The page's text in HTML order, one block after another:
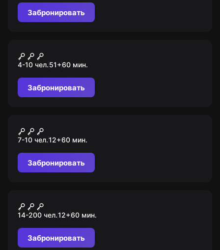
Забронировать
Школа магии и волшебства
Хогвартс
4-10 чел.51+60 мин.
Забронировать
Спиритический сеанс
7-10 чел.12+60 мин.
Забронировать
Детективный поединок
14-200 чел.12+60 мин.
Забронировать